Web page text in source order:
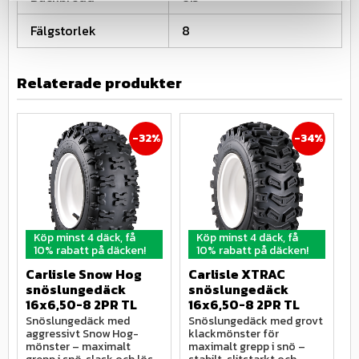
Fälgstorlek
8
Relaterade produkter
Köp minst 4 däck, få
10% rabatt på däcken!
Carlisle Snow Hog
snöslungedäck
16x6,50-8 2PR TL
Snöslungedäck med
aggressivt Snow Hog-
mönster – maximalt
32%
Köp minst 4 däck, få
10% rabatt på däcken!
Carlisle XTRAC
snöslungedäck
16x6,50-8 2PR TL
Snöslungedäck med grovt
klackmönster för
maximalt grepp i snö –
34%